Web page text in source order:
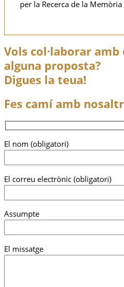
per la Recerca de la
Vols col·laborar amb
alguna proposta?
Digues la teua!
Fes camí amb
El nom (obligatori)
El correu electrònic (obligatori)
Assumpte
El missatge